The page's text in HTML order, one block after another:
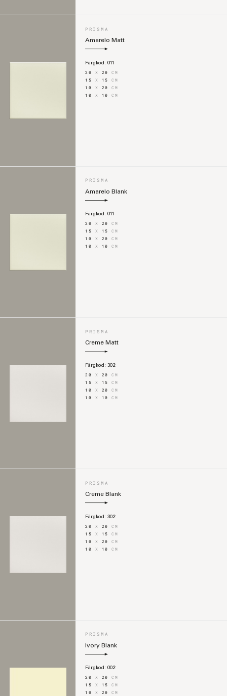
PRISMA
Amarelo Matt
Färgkod: 011
20 X 20CM
15 X 15CM
10 X 20CM
10 X 10CM
PRISMA
Amarelo Blank
Färgkod: 011
20 X 20CM
15 X 15CM
10 X 20CM
10 X 10CM
PRISMA
Creme Matt
Färgkod: 302
20 X 20CM
15 X 15CM
10 X 20CM
10 X 10CM
PRISMA
Creme Blank
Färgkod: 302
20 X 20CM
15 X 15CM
10 X 20CM
10 X 10CM
PRISMA
Ivory Blank
Färgkod: 002
20 X 20CM
15 X 15CM
10 X 20CM